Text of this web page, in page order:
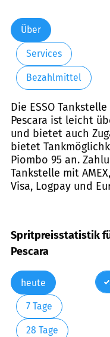
Über
Services
Bezahlmittel
Die ESSO
Pescara ist leicht
und bietet auch
bietet
Piombo 95 an.
Tankstelle mit
Visa, Logpay und
Spritpreisstatistik
Pescara
heute
7 Tage
28 Tage